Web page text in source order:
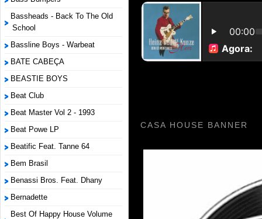
Bassheads - Back To The Old
School
Bassline Boys - Warbeat
BATE CABEÇA
BEASTIE BOYS
Beat Club
Beat Master Vol 2 - 1993
Beat Powe LP
Beatific Feat. Tanne 64
Bem Brasil
Benassi Bros. Feat. Dhany
Bernadette
Best Of Happy House Volume
CASA HOUSE BANNER